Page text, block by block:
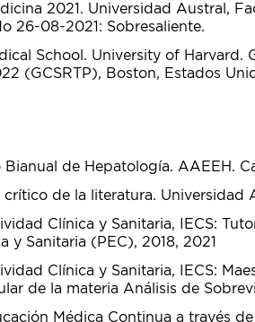
2021. Universidad Austral,
26-08-2021: Sobresaliente.
School. University of Harvard.
(GCSRTP), Boston, Estados
Bianual de Hepatología. AAEEH.
crítico de la literatura. Universidad
Clínica y Sanitaria, IECS:
y Sanitaria (PEC), 2018, 2021
Clínica y Sanitaria, IECS:
de la materia Análisis de
Médica Continua a través